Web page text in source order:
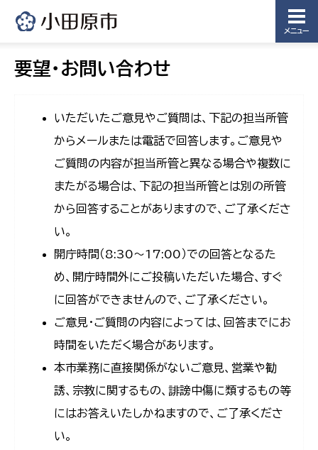
メニュー
要望・お問い合わせ
いただいたご意見やご質問は、下記の担当所管
からメールまたは電話で回答します。ご意見や
ご質問の内容が担当所管と異なる場合や複数に
またがる場合は、下記の担当所管とは別の所管
から回答することがありますので、ご了承くださ
い。
開庁時間（8:30〜17:00）での回答となるた
め、開庁時間外にご投稿いただいた場合、すぐ
に回答ができませんので、ご了承ください。
ご意見・ご質問の内容によっては、回答までにお
時間をいただく場合があります。
本市業務に直接関係がないご意見、営業や勧
誘、宗教に関するもの、誹謗中傷に類するもの等
にはお答えいたしかねますので、ご了承くださ
い。